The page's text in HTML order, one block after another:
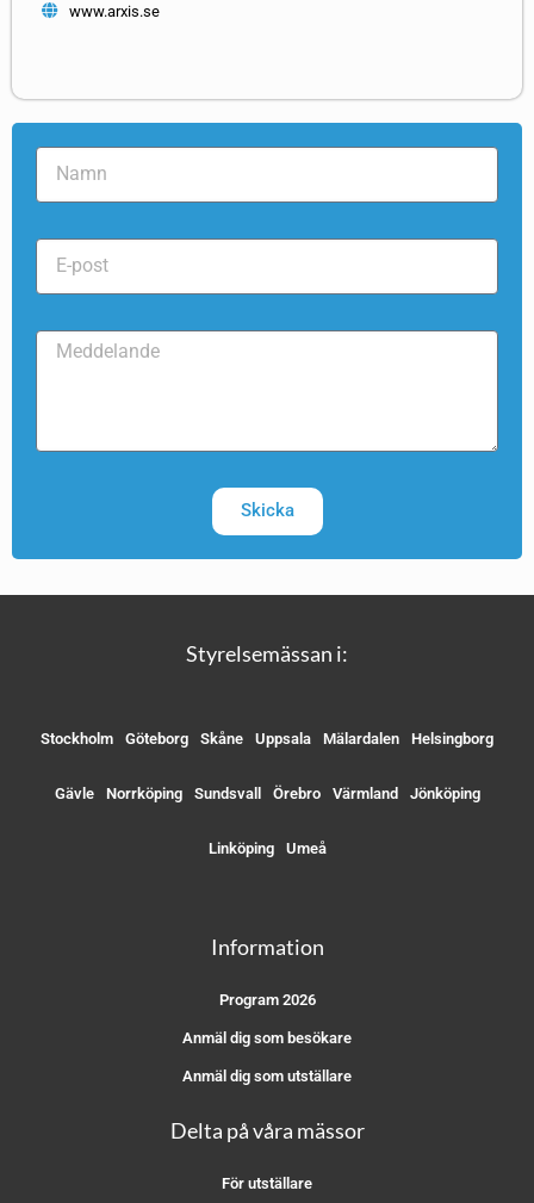
www.arxis.se
Skicka
Styrelsemässan i:
Stockholm Göteborg Skåne Uppsala Mälardalen Helsingborg
Gävle Norrköping Sundsvall Örebro Värmland Jönköping
Linköping Umeå
Information
Program 2026
Anmäl dig som besökare
Anmäl dig som utställare
Delta på våra mässor
För utställare